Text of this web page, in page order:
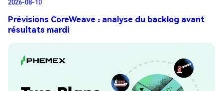
Prévisions CoreWeave : analyse du backlog avant
résultats mardi